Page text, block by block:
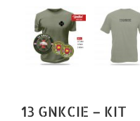
13 GNKCIE – KIT